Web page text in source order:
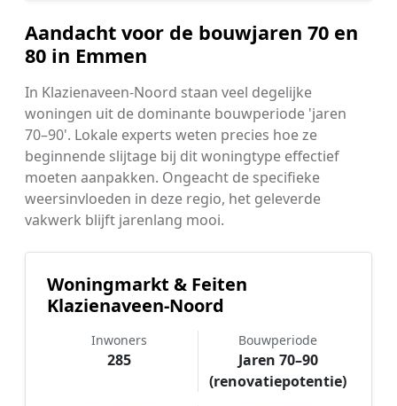
Aandacht voor de bouwjaren 70 en
80 in Emmen
In Klazienaveen-Noord staan veel degelijke
woningen uit de dominante bouwperiode 'jaren
70–90'. Lokale experts weten precies hoe ze
beginnende slijtage bij dit woningtype effectief
moeten aanpakken. Ongeacht de specifieke
weersinvloeden in deze regio, het geleverde
vakwerk blijft jarenlang mooi.
Woningmarkt & Feiten
Klazienaveen-Noord
Inwoners
285
Bouwperiode
Jaren 70–90
(renovatiepotentie)